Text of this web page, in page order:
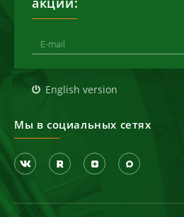
English version
Мы в социальных сетях